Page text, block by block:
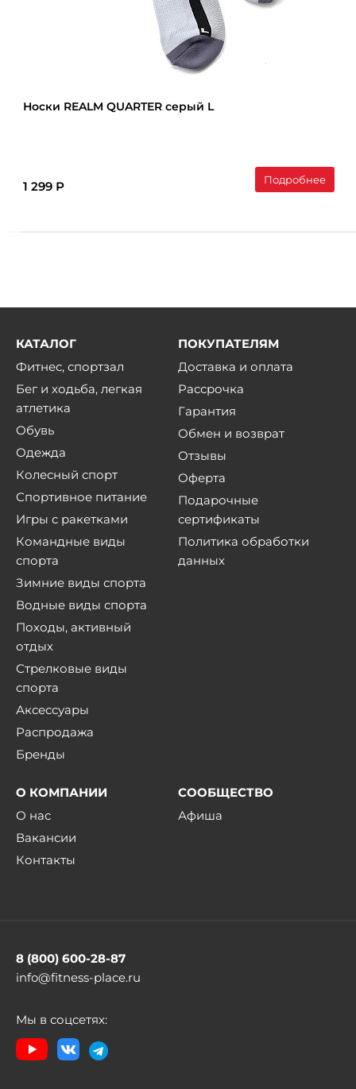
Носки REALM QUARTER серый L
1 299 Р Подробнее
КАТАЛОГ
Фитнес, спортзал
Бег и ходьба, легкая
атлетика
Обувь
Одежда
Колесный спорт
Спортивное питание
Игры с ракетками
Командные виды
спорта
Зимние виды спорта
Водные виды спорта
Походы, активный
отдых
Стрелковые виды
спорта
Аксессуары
Распродажа
Бренды
ПОКУПАТЕЛЯМ
Доставка и оплата
Рассрочка
Гарантия
Обмен и возврат
Отзывы
Оферта
Подарочные
сертификаты
Политика обработки
данных
О КОМПАНИИ
О нас
Вакансии
Контакты
СООБЩЕСТВО
Афиша
8 (800) 600-28-87
info@fitness-place.ru
Мы в соцсетях: